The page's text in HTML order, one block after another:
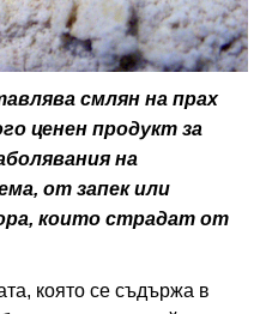
смлян на прах
ценен продукт за
на
от запек или
които страдат от
която се съдържа в